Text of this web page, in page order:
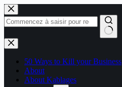
Passer
au
contenu
Aucun
résultat
50 Ways to Kill your Business
About
About Kablages